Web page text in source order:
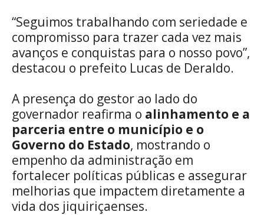
“Seguimos trabalhando com seriedade e
compromisso para trazer cada vez mais
avanços e conquistas para o nosso povo”,
destacou o prefeito Lucas de Deraldo.
A presença do gestor ao lado do
governador reafirma o alinhamento e a
parceria entre o município e o
Governo do Estado, mostrando o
empenho da administração em
fortalecer políticas públicas e assegurar
melhorias que impactem diretamente a
vida dos jiquiriçaenses.